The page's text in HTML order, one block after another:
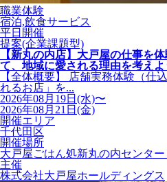
職業体験
宿泊,飲食サービス
平日開催
提案(企業課題型)
【新丸の内店】大戸屋の仕事を
て、地域に愛される理由を考え
【全体概要】 店舗実務体験（仕
れるお店」を...
2026年08月19日(水)〜
2026年08月21日(金)
開催エリア
千代田区
開催場所
大戸屋ごはん処新丸の内センタ
主催
株式会社大戸屋ホールディングス